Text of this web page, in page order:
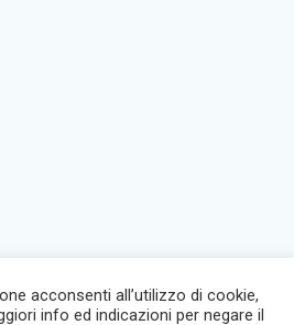
acconsenti all’utilizzo di cookie,
info ed indicazioni per negare il